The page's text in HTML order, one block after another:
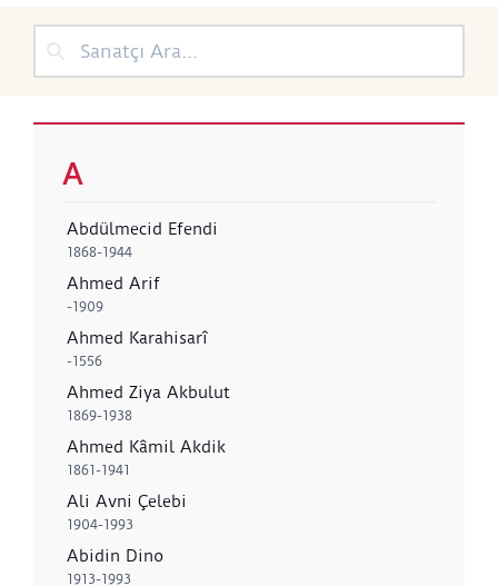
A
Abdülmecid Efendi
1868-1944
Ahmed Arif
-1909
Ahmed Karahisarî
-1556
Ahmed Ziya Akbulut
1869-1938
Ahmed Kâmil Akdik
1861-1941
Ali Avni Çelebi
1904-1993
Abidin Dino
1913-1993